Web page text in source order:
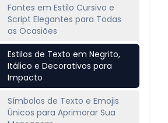
Fontes em Estilo Cursivo e
Script Elegantes para Todas
as Ocasiões
Estilos de Texto em Negrito,
Itálico e Decorativos para
Impacto
Símbolos de Texto e Emojis
Únicos para Aprimorar Sua